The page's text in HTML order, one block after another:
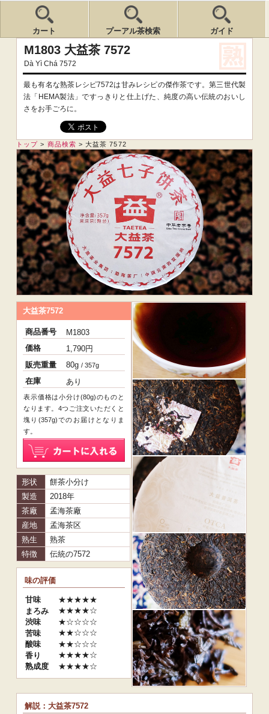
カート プーアル茶検索 ガイド
M1803 大益茶 7572
Dà Yì Chá 7572
最も有名な熟茶レシピ7572は甘みレシピの傑作茶です。第三世代製
法「HEMA製法」ですっきりと仕上げた、純度の高い伝統のおいし
さをお手ごろに。
トップ > 商品検索 >大益茶 7572
大益茶7572
商品番号
M1803
価格
1,790円
販売重量
80g / 357g
在庫 あり
表示価格は小分け(80g)のものと
なります。4つご注文いただくと
塊り(357g)でのお届けとなりま
す。
形状
餅茶小分け
製造
2018年
茶廠
孟海茶廠
産地
孟海茶区
熟生
熟茶
特徴
伝統の7572
味の評価
甘味
★★★★★
まろみ
★★★★☆
渋味
★☆☆☆☆
苦味
★★☆☆☆
酸味
★★☆☆☆
香り
★★★★☆
熟成度
★★★★☆
解説：大益茶7572